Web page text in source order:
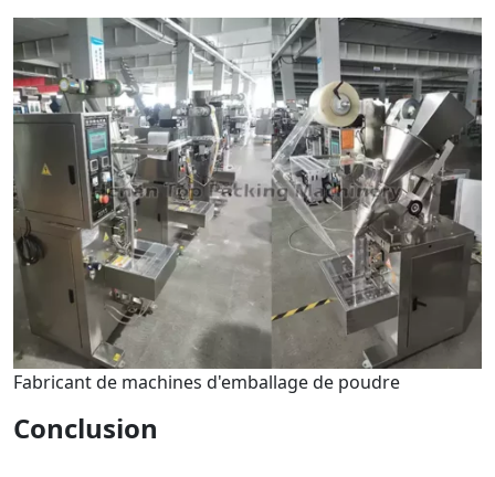
Fabricant de machines d'emballage de poudre
Conclusion